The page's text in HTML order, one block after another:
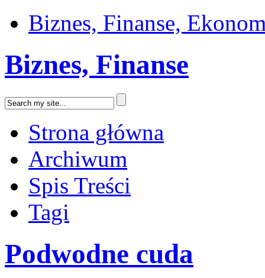
Biznes, Finanse,
Biznes, Finanse
Strona główna
Archiwum
Spis Treści
Tagi
Podwodne cuda